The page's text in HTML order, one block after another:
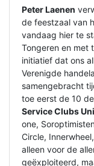
Peter Laenen
de feestzaal van
vandaag hier te
Tongeren en met
initiatief dat ons
Verenigde
samengebracht
toe eerst de 10
Service Clubs
one,
Circle,
alleen voor de
geëxploiteerd,